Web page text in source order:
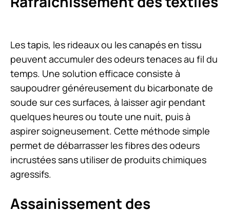
Les tapis, les rideaux ou les canapés en tissu
peuvent accumuler des odeurs tenaces au fil du
temps. Une solution efficace consiste à
saupoudrer généreusement du bicarbonate de
soude sur ces surfaces, à laisser agir pendant
quelques heures ou toute une nuit, puis à
aspirer soigneusement. Cette méthode simple
permet de débarrasser les fibres des odeurs
incrustées sans utiliser de produits chimiques
agressifs.
Assainissement des